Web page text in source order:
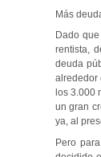
Más
Dado
rentista,
deuda
alrededor
los 3.000
un gran
ya, al
Pero